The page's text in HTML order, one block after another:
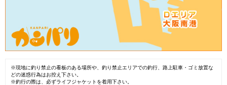
※現地に釣り禁止の看板のある場所や、釣り禁止エリアでの釣行、路上駐車・ゴミ放置な
どの迷惑行為はお控え下さい。
※釣行の際は、必ずライフジャケットを着用下さい。